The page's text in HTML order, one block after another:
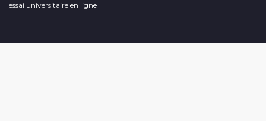
essai universitaire en ligne